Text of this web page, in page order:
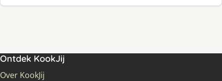
Ontdek KookJij
Over KookJij